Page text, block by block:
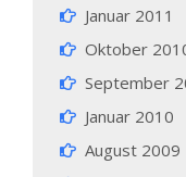
Januar 2011
Oktober
September
Januar 2010
August 2009